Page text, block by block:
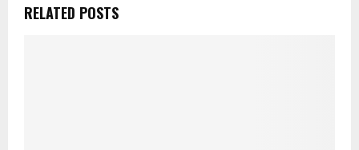
RELATED POSTS